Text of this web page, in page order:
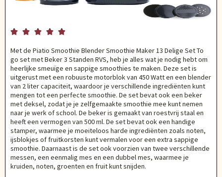
    
Met de Piatio Smoothie Blender Smoothie Maker 13 Delige Set To
go set met Beker 3 Standen RVS, heb je alles wat je nodig hebt om
heerlijke smeuïge en sappige smoothies te maken. Deze set is
uitgerust met een robuuste motorblok van 450 Watt en een blender
van 2 liter capaciteit, waardoor je verschillende ingrediënten kunt
mengen tot een perfecte smoothie. De set bevat ook een beker
met deksel, zodat je je zelfgemaakte smoothie mee kunt nemen
naar je werk of school. De beker is gemaakt van roestvrij staal en
heeft een vermogen van 500 ml. De set bevat ook een handige
stamper, waarmee je moeiteloos harde ingrediënten zoals noten,
ijsblokjes of fruitkorsten kunt vermalen voor een extra sappige
smoothie. Daarnaast is de set ook voorzien van twee verschillende
messen, een eenmalig mes en een dubbel mes, waarmee je
kruiden, noten, groenten en fruit kunt snijden.